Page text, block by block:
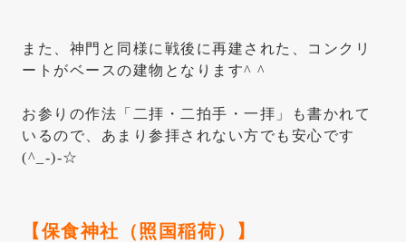
また、神門と同様に戦後に再建された、コンクリ
ートがベースの建物となります^ ^
お参りの作法「二拝・二拍手・一拝」も書かれて
いるので、あまり参拝されない方でも安心です
(^_-)-☆
【保食神社（照国稲荷）】